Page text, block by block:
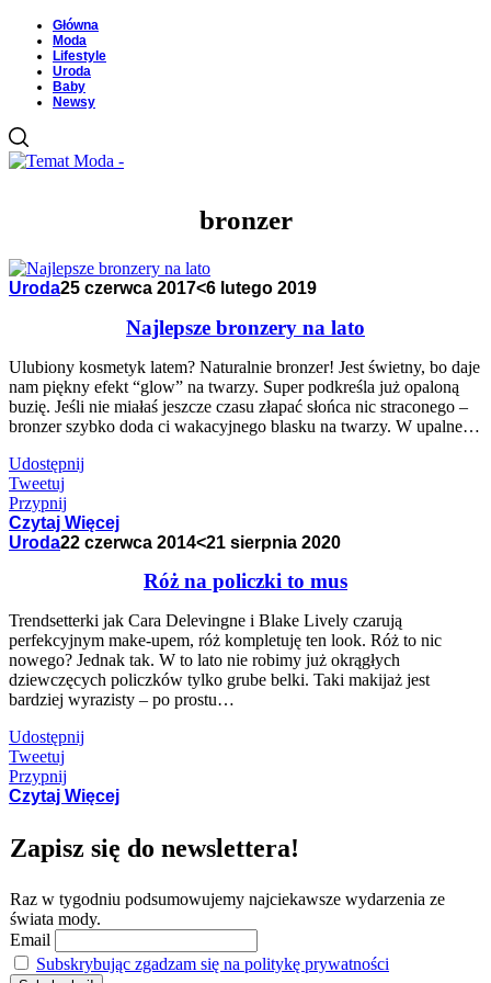
Główna
Moda
Lifestyle
Uroda
Baby
Newsy
bronzer
Uroda25 czerwca 2017<6 lutego 2019
Najlepsze bronzery na lato
Ulubiony kosmetyk latem? Naturalnie bronzer! Jest świetny, bo daje
nam piękny efekt “glow” na twarzy. Super podkreśla już opaloną
buzię. Jeśli nie miałaś jeszcze czasu złapać słońca nic straconego –
bronzer szybko doda ci wakacyjnego blasku na twarzy. W upalne…
Udostępnij
Tweetuj
Przypnij
Czytaj Więcej
Uroda22 czerwca 2014<21 sierpnia 2020
Róż na policzki to mus
Trendsetterki jak Cara Delevingne i Blake Lively czarują
perfekcyjnym make-upem, róż kompletuję ten look. Róż to nic
nowego? Jednak tak. W to lato nie robimy już okrągłych
dziewczęcych policzków tylko grube belki. Taki makijaż jest
bardziej wyrazisty – po prostu…
Udostępnij
Tweetuj
Przypnij
Czytaj Więcej
Zapisz się do newslettera!
Raz w tygodniu podsumowujemy najciekawsze wydarzenia ze
świata mody.
Email
Subskrybując zgadzam się na politykę prywatności